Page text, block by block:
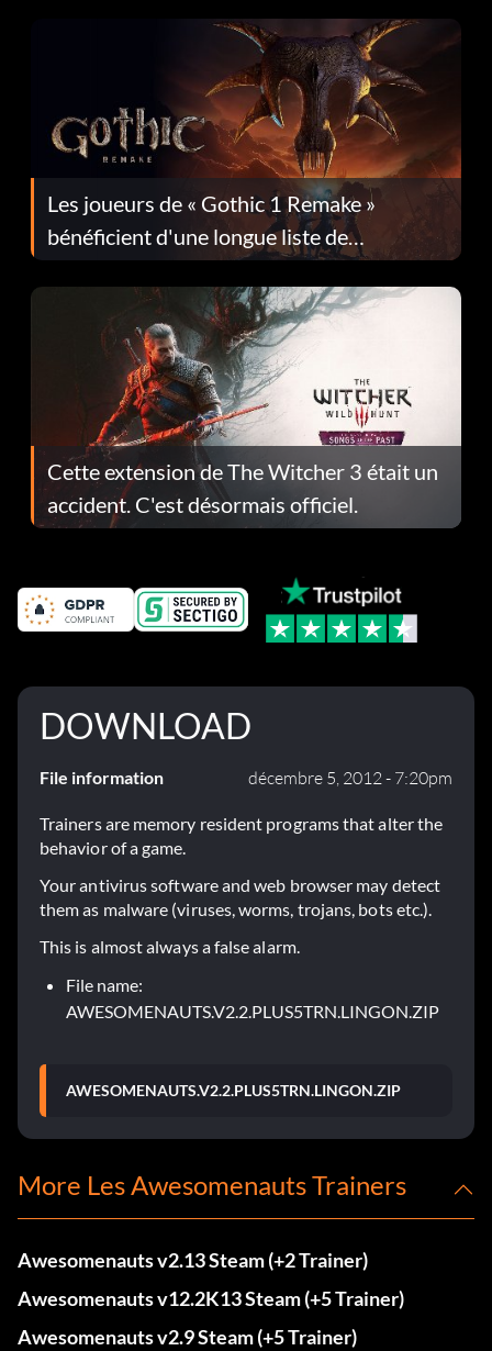
Les joueurs de « Gothic 1 Remake »
bénéficient d'une longue liste de
corrections dans la mise à jour 1.0.4
Cette extension de The Witcher 3 était un
accident. C'est désormais officiel.
DOWNLOAD
File information décembre 5, 2012 - 7:20pm
Trainers are memory resident programs that alter the
behavior of a game.
Your antivirus software and web browser may detect
them as malware (viruses, worms, trojans, bots etc.).
This is almost always a false alarm.
File name:
AWESOMENAUTS.V2.2.PLUS5TRN.LINGON.ZIP
AWESOMENAUTS.V2.2.PLUS5TRN.LINGON.ZIP
More Les Awesomenauts Trainers
Awesomenauts v2.13 Steam (+2 Trainer)
Awesomenauts v12.2K13 Steam (+5 Trainer)
Awesomenauts v2.9 Steam (+5 Trainer)